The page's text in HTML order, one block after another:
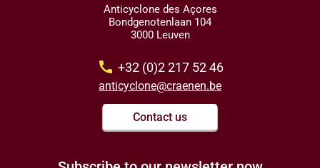
Anticyclone des Açores
Bondgenotenlaan 104
3000 Leuven
call +32 (0)2 217 52 46
anticyclone@craenen.be
Contact us